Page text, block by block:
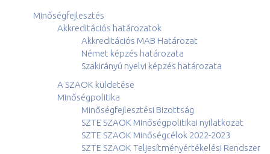
Minőségfejlesztés
Akkreditációs határozatok
Akkreditációs MAB Határozat
Német képzés határozata
Szakirányú nyelvi képzés határozata
A SZAOK küldetése
Minőségpolitika
Minőségfejlesztési Bizottság
SZTE SZAOK Minőségpolitikai nyilatkozat
SZTE SZAOK Minőségcélok 2022-2023
SZTE SZAOK Teljesítményértékelési Rendszer